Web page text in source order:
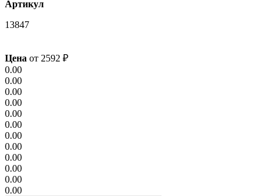
Артикул
13847
Цена от 2592 ₽
0.00
0.00
0.00
0.00
0.00
0.00
0.00
0.00
0.00
0.00
0.00
0.00